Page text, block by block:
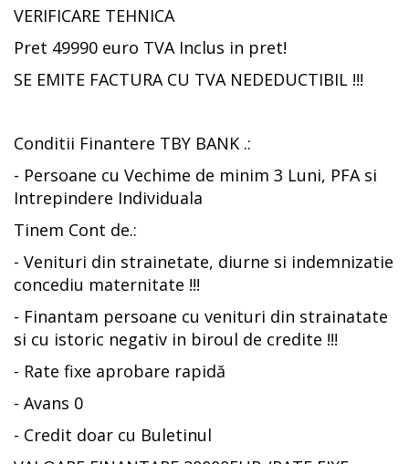
VERIFICARE TEHNICA
Pret 49990 euro TVA Inclus in pret!
SE EMITE FACTURA CU TVA NEDEDUCTIBIL !!!
Conditii Finantere TBY BANK .:
- Persoane cu Vechime de minim 3 Luni, PFA si
Intrepindere Individuala
Tinem Cont de.:
- Venituri din strainetate, diurne si indemnizatie
concediu maternitate !!!
- Finantam persoane cu venituri din strainatate
si cu istoric negativ in biroul de credite !!!
- Rate fixe aprobare rapidă
- Avans 0
- Credit doar cu Buletinul